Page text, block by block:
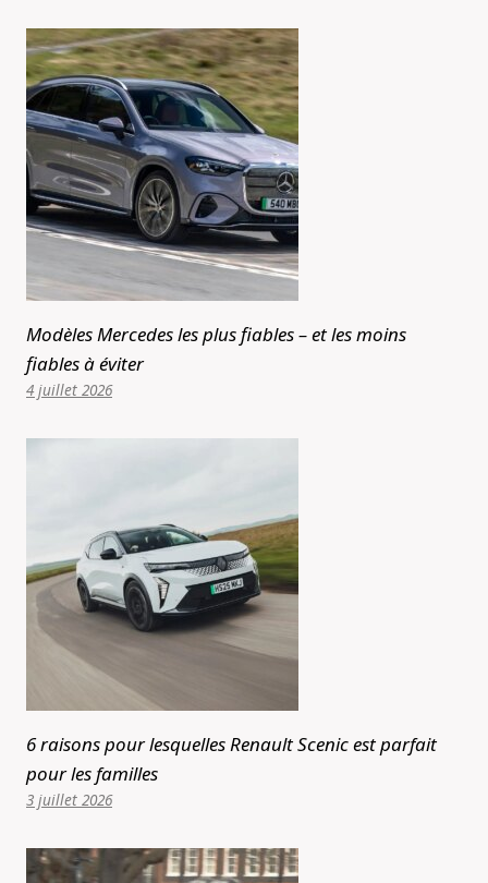
Modèles Mercedes les plus fiables – et les moins
fiables à éviter
4 juillet 2026
6 raisons pour lesquelles Renault Scenic est parfait
pour les familles
3 juillet 2026